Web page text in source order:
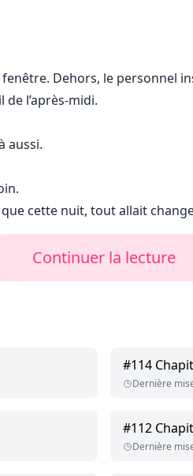
Dehors, le personnel
l’après-midi.
aussi.
cette nuit, tout allait
Continuer la lecture
#114
Dernière
#112
Dernière